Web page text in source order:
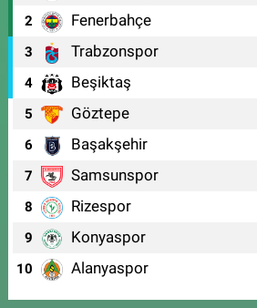
2 Fenerbahçe
3 Trabzonspor
4 Beşiktaş
5 Göztepe
6 Başakşehir
7 Samsunspor
8 Rizespor
9 Konyaspor
10 Alanyaspor